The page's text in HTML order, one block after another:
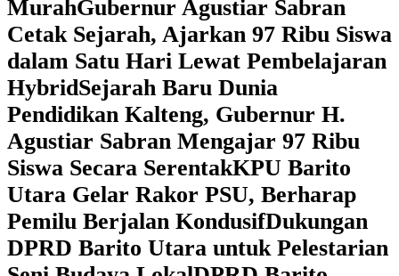
MurahGubernur Agustiar Sabran
Cetak Sejarah, Ajarkan 97 Ribu Siswa
dalam Satu Hari Lewat Pembelajaran
HybridSejarah Baru Dunia
Pendidikan Kalteng, Gubernur H.
Agustiar Sabran Mengajar 97 Ribu
Siswa Secara SerentakKPU Barito
Utara Gelar Rakor PSU, Berharap
Pemilu Berjalan KondusifDukungan
DPRD Barito Utara untuk Pelestarian